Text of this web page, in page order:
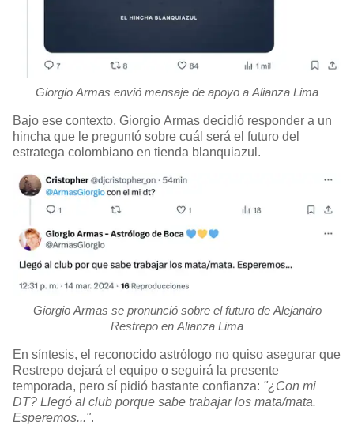
Giorgio Armas envió mensaje de apoyo a Alianza Lima
Bajo ese contexto, Giorgio Armas decidió responder a un
hincha que le preguntó sobre cuál será el futuro del
estratega colombiano en tienda blanquiazul.
Giorgio Armas se pronunció sobre el futuro de Alejandro
Restrepo en Alianza Lima
En síntesis, el reconocido astrólogo no quiso asegurar que
Restrepo dejará el equipo o seguirá la presente
temporada, pero sí pidió bastante confianza: "¿Con mi
DT? Llegó al club porque sabe trabajar los mata/mata.
Esperemos...".